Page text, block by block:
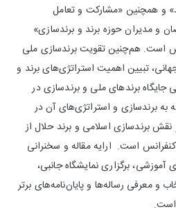
و همچنین «مشارکت و تعامل
و مدیران حوزه برند و برندسازی»
است. هم‌چنین تقویت برندسازی ملی
تبیین اهمیت استراتژی‌های برند و
جایگاه برندهای ملی و برندسازی در
به برندسازی و استراتژی‌های آن در
برندسازی اسلامی و برند حلال از
است. ارایه مقاله‌ و سخنرانی
برگزاری نمایشگاه جانبی،
تجلیل از حامیان کنفرانس و انتخاب و معرفی رساله‌ها و پایان‌نامه‎‌های برتر
است.